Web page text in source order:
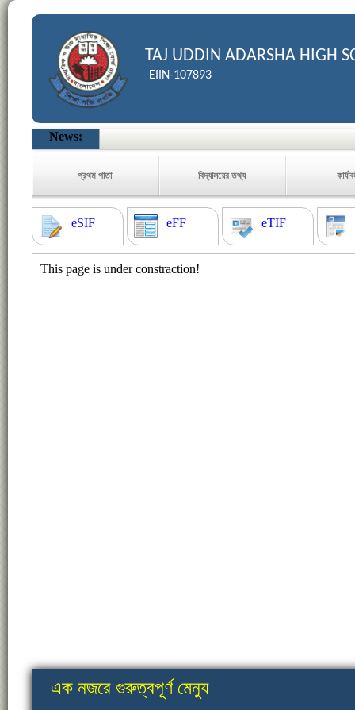
TAJ UDDIN ADARSHA HIGH
EIIN-107893
News:
প্রথম পাতা বিদ্যালয়ের তথ্য
eSIF eFF eTIF
This page is under constraction!
এক নজরে গুরুত্বপূর্ণ মেন্যু